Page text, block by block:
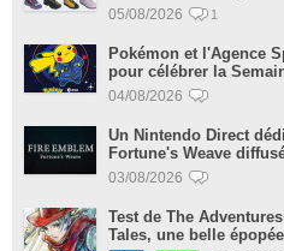
05/08/2026 1
Pokémon et l'Agence
pour célébrer la
04/08/2026
Un Nintendo Direct
Fortune's Weave
03/08/2026
Test de The
Tales, une belle